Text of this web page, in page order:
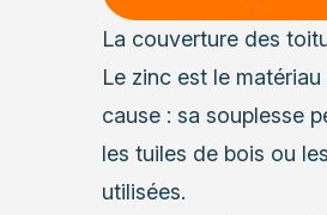
La couverture des
Le zincest le matériau
cause : sa souplesse
les tuiles de bois ou
utilisées.